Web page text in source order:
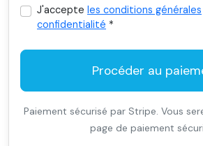
J'accepte les conditions générales
confidentialité *
Procéder au
Paiement sécurisé par Stripe. Vous
page de paiement